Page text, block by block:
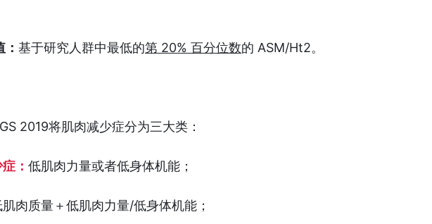
基于研究人群中最低的第 20% 百分位数的 ASM/Ht2。
2019将肌肉减少症分为三大类：
： 低肌肉力量或者低身体机能；
肉质量＋低肌肉力量/低身体机能；